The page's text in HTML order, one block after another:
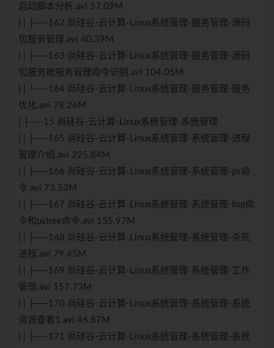
启动脚本分析.avi 57.09M
| | ├──162 尚硅谷-云计算-Linux系统管理-服务管理-源码
包服务管理.avi 40.39M
| | ├──163 尚硅谷-云计算-Linux系统管理-服务管理-源码
包服务被服务管理命令识别.avi 104.05M
| | └──164 尚硅谷-云计算-Linux系统管理-服务管理-服务
优化.avi 78.26M
| ├──15 尚硅谷-云计算-Linux系统管理-系统管理
| | ├──165 尚硅谷-云计算-Linux系统管理-系统管理-进程
管理介绍.avi 225.84M
| | ├──166 尚硅谷-云计算-Linux系统管理-系统管理-ps命
令.avi 73.53M
| | ├──167 尚硅谷-云计算-Linux系统管理-系统管理-top命
令和pstree命令.avi 135.97M
| | ├──168 尚硅谷-云计算-Linux系统管理-系统管理-杀死
进程.avi 79.45M
| | ├──169 尚硅谷-云计算-Linux系统管理-系统管理-工作
管理.avi 157.73M
| | ├──170 尚硅谷-云计算-Linux系统管理-系统管理-系统
资源查看1.avi 46.87M
| | ├──171 尚硅谷-云计算-Linux系统管理-系统管理-系统